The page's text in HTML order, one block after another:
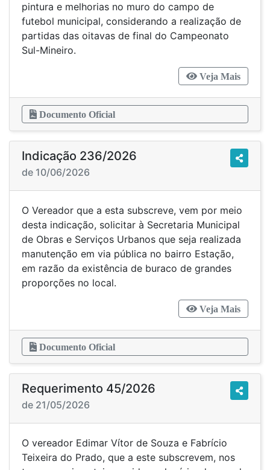
pintura e melhorias no muro do campo de
futebol municipal, considerando a realização de
partidas das oitavas de final do Campeonato
Sul-Mineiro.
Veja Mais
Documento Oficial
Indicação 236/2026
de 10/06/2026
O Vereador que a esta subscreve, vem por meio
desta indicação, solicitar à Secretaria Municipal
de Obras e Serviços Urbanos que seja realizada
manutenção em via pública no bairro Estação,
em razão da existência de buraco de grandes
proporções no local.
Veja Mais
Documento Oficial
Requerimento 45/2026
de 21/05/2026
O vereador Edimar Vítor de Souza e Fabrício
Teixeira do Prado, que a este subscrevem, nos